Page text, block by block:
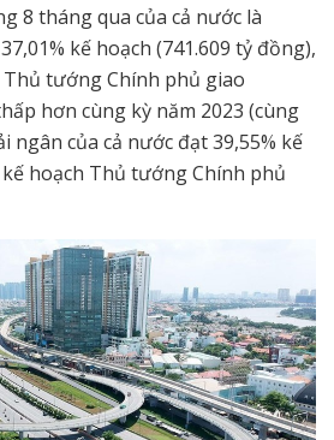
8 tháng qua của cả nước là
kế hoạch (741.609 tỷ đồng),
Thủ tướng Chính phủ giao
hơn cùng kỳ năm 2023 (cùng
ngân của cả nước đạt 39,55% kế
kế hoạch Thủ tướng Chính phủ